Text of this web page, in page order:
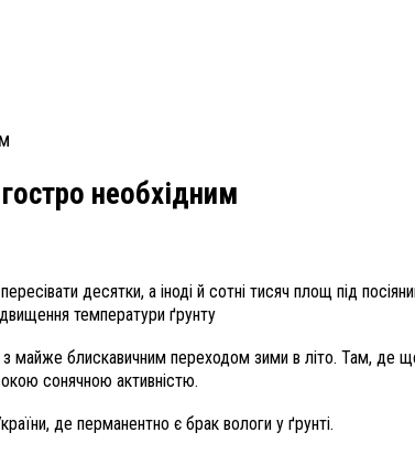
необхідним
десятки, а іноді й сотні тисяч площ під
температури ґрунту
майже блискавичним переходом зими в літо. Там, де
сонячною активністю.
де перманентно є брак вологи у ґрунті.